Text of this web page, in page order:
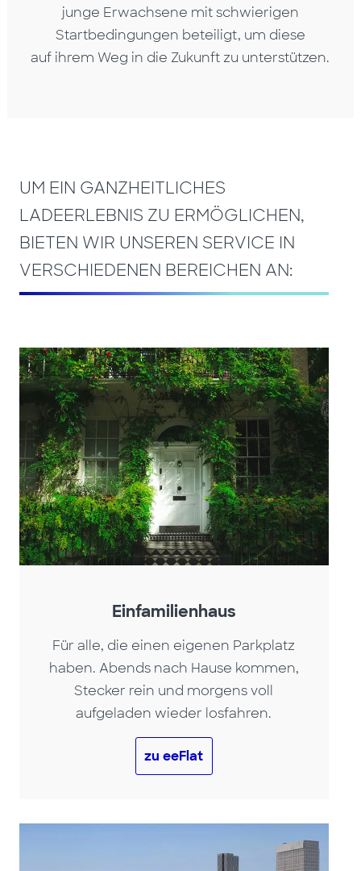
junge Erwachsene mit schwierigen
Startbedingungen beteiligt, um diese
auf ihrem Weg in die Zukunft zu unterstützen.
UM EIN GANZHEITLICHES
LADEERLEBNIS ZU ERMÖGLICHEN,
BIETEN WIR UNSEREN SERVICE IN
VERSCHIEDENEN BEREICHEN AN:
Einfamilienhaus
Für alle, die einen eigenen Parkplatz
haben. Abends nach Hause kommen,
Stecker rein und morgens voll
aufgeladen wieder losfahren.
zu eeFlat